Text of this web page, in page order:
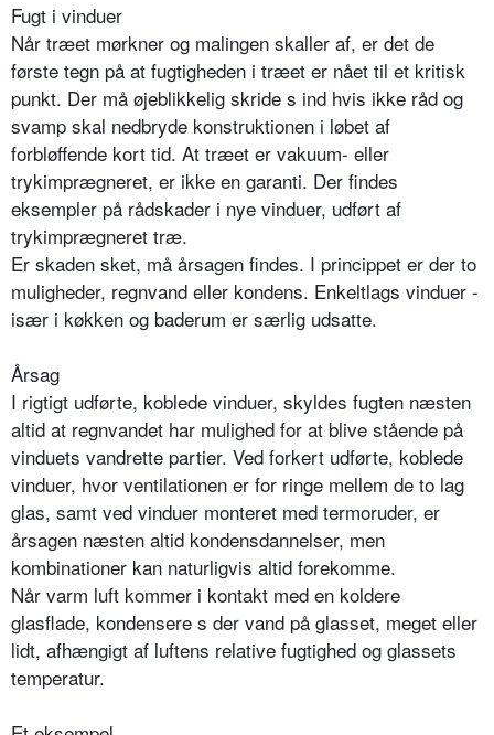
Fugt i vinduer
Når træet mørkner og malingen skaller af, er det de
første tegn på at fugtigheden i træet er nået til et kritisk
punkt. Der må øjeblikkelig skride s ind hvis ikke råd og
svamp skal nedbryde konstruktionen i løbet af
forbløffende kort tid. At træet er vakuum- eller
trykimprægneret, er ikke en garanti. Der findes
eksempler på rådskader i nye vinduer, udført af
trykimprægneret træ.
Er skaden sket, må årsagen findes. I princippet er der to
muligheder, regnvand eller kondens. Enkeltlags vinduer -
især i køkken og baderum er særlig udsatte.
Årsag
I rigtigt udførte, koblede vinduer, skyldes fugten næsten
altid at regnvandet har mulighed for at blive stående på
vinduets vandrette partier. Ved forkert udførte, koblede
vinduer, hvor ventilationen er for ringe mellem de to lag
glas, samt ved vinduer monteret med termoruder, er
årsagen næsten altid kondensdannelser, men
kombinationer kan naturligvis altid forekomme.
Når varm luft kommer i kontakt med en koldere
glasflade, kondensere s der vand på glasset, meget eller
lidt, afhængigt af luftens relative fugtighed og glassets
temperatur.